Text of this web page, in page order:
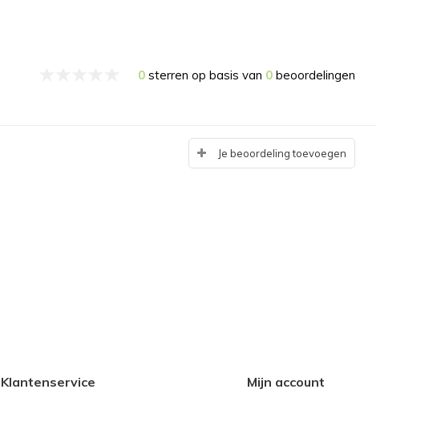
0 sterren op basis van 0 beoordelingen
Je beoordeling toevoegen
Klantenservice Mijn account